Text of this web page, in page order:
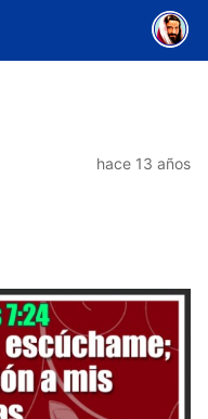
hace 13 años